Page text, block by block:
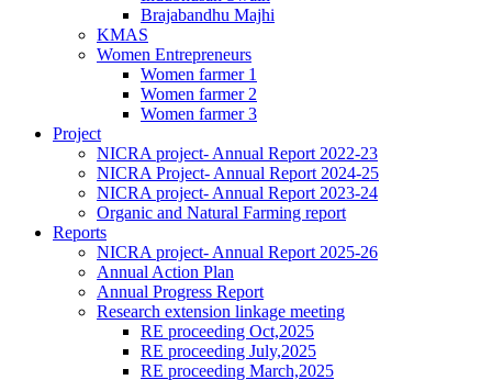
Brajabandhu Majhi
KMAS
Women Entrepreneurs
Women farmer 1
Women farmer 2
Women farmer 3
Project
NICRA project- Annual Report 2022-23
NICRA Project- Annual Report 2024-25
NICRA project- Annual Report 2023-24
Organic and Natural Farming report
Reports
NICRA project- Annual Report 2025-26
Annual Action Plan
Annual Progress Report
Research extension linkage meeting
RE proceeding Oct,2025
RE proceeding July,2025
RE proceeding March,2025